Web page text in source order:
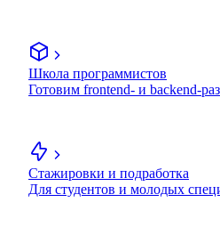
Школа программистов
Готовим frontend- и backend-
Стажировки и подработка
Для студентов и молодых